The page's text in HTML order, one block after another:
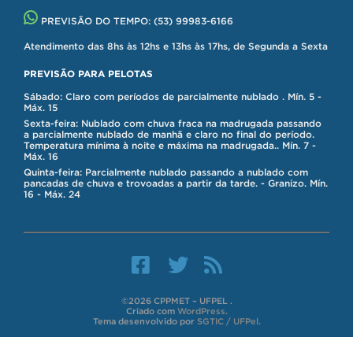
PREVISÃO DO TEMPO: (53) 99983-6166
Atendimento das 8hs às 12hs e 13hs às 17hs, de Segunda a Sexta
PREVISÃO PARA PELOTAS
Sábado: Claro com períodos de parcialmente nublado . Mín. 5 -
Máx. 15
Sexta-feira: Nublado com chuva fraca na madrugada passando
a parcialmente nublado de manhã e claro no final do período.
Temperatura mínima à noite e máxima na madrugada.. Mín. 7 -
Máx. 16
Quinta-feira: Parcialmente nublado passando a nublado com
pancadas de chuva e trovoadas a partir da tarde. - Granizo. Mín.
16 - Máx. 24
©2026 CPPMET – UFPEL .
Criado com WordPress.
Tema desenvolvido por SGTIC / UFPel.